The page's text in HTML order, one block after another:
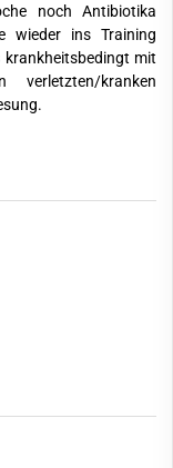
noch Antibiotika
wieder ins Training
krankheitsbedingt mit
kranken